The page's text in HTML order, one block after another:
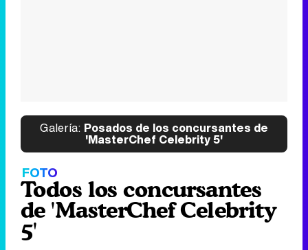
Galería: Posados de los concursantes de
'MasterChef Celebrity 5'
FOTO
Todos los concursantes
de 'MasterChef Celebrity
5'